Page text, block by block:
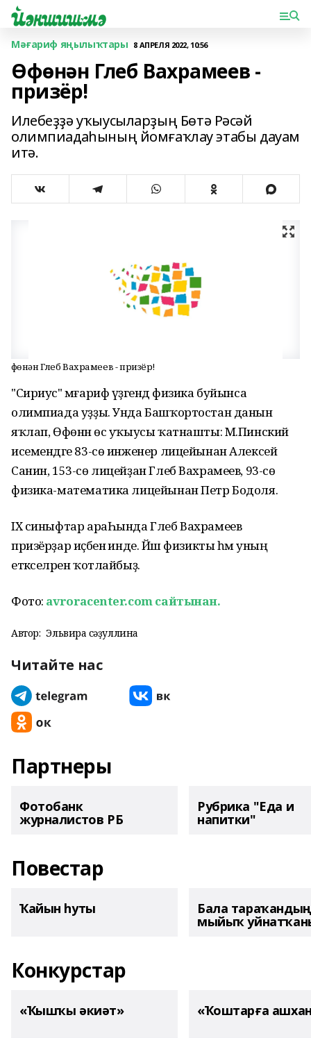
Мәғариф яңылыҡтары 8 АПРЕЛЯ 2022, 10:56
Өфөнән Глеб Вахрамеев -
призёр!
Илебеҙҙә уҡыусыларҙың Бөтә Рәсәй
олимпиадаһының йомғаҡлау этабы дауам
итә.
Өфөнән Глеб Вахрамеев - призёр!
"Сириус" мәғариф үҙәгендә физика буйынса
олимпиада уҙҙы. Унда Башҡортостан данын
яҡлап, Өфөнән өс уҡыусы ҡатнашты: М.Пинский
исемендәге 83-сө инженер лицейынан Алексей
Санин, 153-сө лицейҙан Глеб Вахрамеев, 93-сө
физика-математика лицейынан Петр Бодоля.
IX синыфтар араҺында Глеб Вахрамеев
призёрҙар иҫәбенә инде. Йәш физикты һәм уның
етәкселәрен ҡотлайбыҙ.
Фото: avroracenter.com cайтынан.
Автор: Эльвира Әсәҙуллина
Читайте нас
Партнеры
Фотобанк
журналистов РБ
Рубрика "Еда и
напитки"
Повестар
Ҡайын һуты Бала тараҡандың
мыйыҡ
Конкурстар
«Ҡышҡы әкиәт» «Ҡоштарға